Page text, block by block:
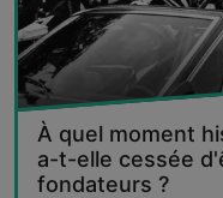
À quel moment
a-t-elle cessée
fondateurs ?